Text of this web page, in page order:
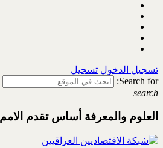
تسجيل الدخول تسجيل
Search for:
search
العلوم والمعرفة أساس تقدم الامم